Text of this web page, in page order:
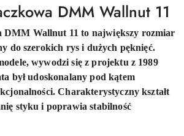
DMM Wallnut 11
DMM Wallnut 11 to największy rozmiar
do szerokich rys i dużych pęknięć.
wywodzi się z projektu z 1989
był udoskonalany pod kątem
Charakterystyczny kształt
styku i poprawia stabilność